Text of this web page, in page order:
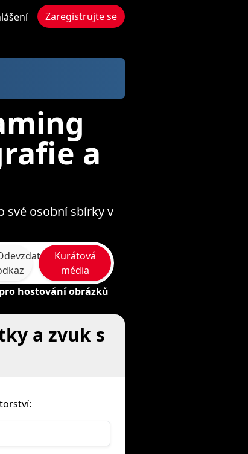
Zaregistrujte se
a
své osobní sbírky v
Kurátová
média
hostování obrázků
a zvuk s